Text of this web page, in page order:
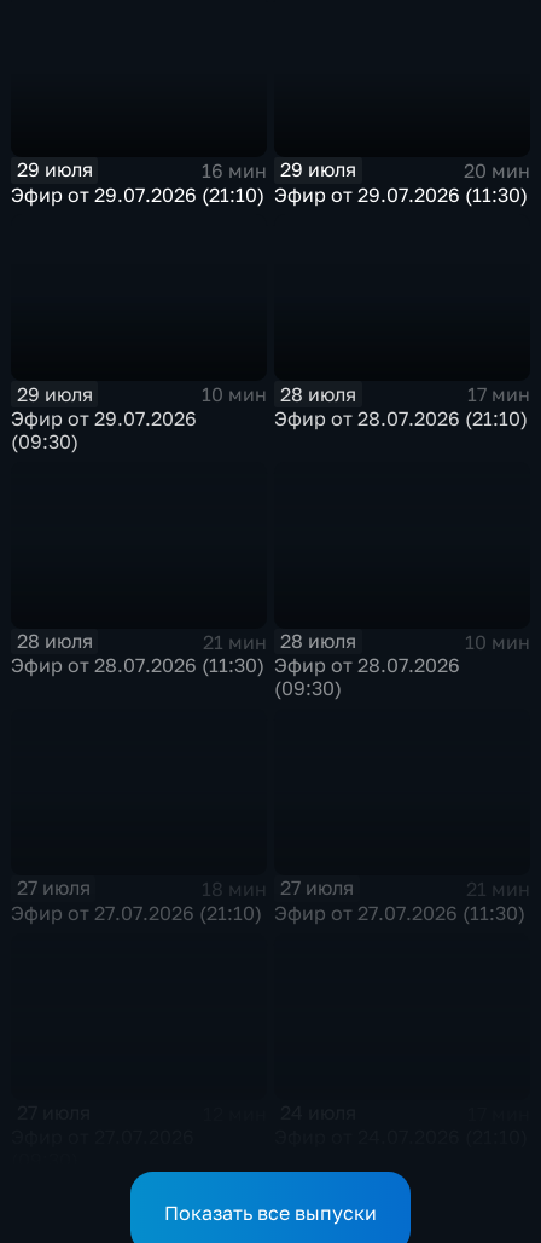
29 июля
16 мин
Эфир от 29.07.2026 (21:10)
29 июля
20 мин
Эфир от 29.07.2026 (11:30)
29 июля
10 мин
Эфир от 29.07.2026
(09:30)
28 июля
17 мин
Эфир от 28.07.2026 (21:10)
28 июля
21 мин
Эфир от 28.07.2026 (11:30)
28 июля
10 мин
Эфир от 28.07.2026
(09:30)
27 июля
18 мин
Эфир от 27.07.2026 (21:10)
27 июля
21 мин
Эфир от 27.07.2026 (11:30)
Показать все выпуски